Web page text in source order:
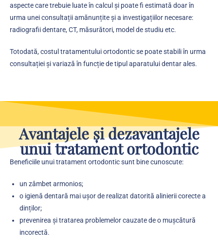
aspecte care trebuie luate în calcul și poate fi estimată doar în
urma unei consultații amănunțite și a investigațiilor necesare:
radiografii dentare, CT, măsurători, model de studiu etc.
Totodată, costul tratamentului ortodontic se poate stabili în urma
consultației și variază în funcție de tipul aparatului dentar ales.
Avantajele și dezavantajele
unui tratament ortodontic
Beneficiile unui tratament ortodontic sunt bine cunoscute:
un zâmbet armonios;
o igienă dentară mai ușor de realizat datorită alinierii corecte a
dinților;
prevenirea și tratarea problemelor cauzate de o mușcătură
incorectă.